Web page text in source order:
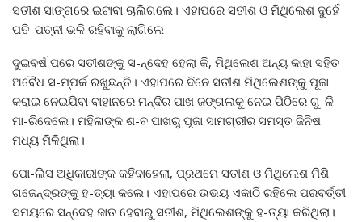
ସତୀଶ ସାଙ୍ଗରେ ଇଟାବା ଚାଲିଗଲେ। ଏହାପରେ ସତୀଶ ଓ ମିଥିଲେଶ ଦୁହେଁ
ପତି-ପତ୍ନୀ ଭଳି ରହିବାକୁ ଲାଗିଲେ
ଦୁଇବର୍ଷ ପରେ ସତୀଶଙ୍କୁ ସ-ନ୍ଦେହ ହେଲା କି, ମିଥିଲେଶ ଅନ୍ୟ କାହା ସହିତ
ଅବୈଧ ସ-ମ୍ପର୍କ ରଖୁଛନ୍ତି। ଏହାପରେ ଦିନେ ସତୀଶ ମିଥିଲେଶଙ୍କୁ ପୂଜା
କରାଇ ନେଇଯିବା ବାହାନରେ ମନ୍ଦିର ପାଖ ଜଙ୍ଗଲକୁ ନେଇ ପିଠିରେ ଗୁ-ଳି
ମା-ରିଦେଲେ। ମହିଳାଙ୍କ ଶ-ବ ପାଖରୁ ପୂଜା ସାମଗ୍ରୀର ସମସ୍ତ ଜିନିଷ
ମଧ୍ୟ ମିଳିଥିଲା।
ପୋ-ଲିସ ଅଧିକାରୀଙ୍କ କହିବାହେଲା, ପ୍ରଥମେ ସତୀଶ ଓ ମିଥିଲେଶ ମିଶି
ଗଜେନ୍ଦ୍ରଙ୍କୁ ହ-ତ୍ୟା କଲେ। ଏହାପରେ ଉଭୟ ଏକାଠି ରହିଲେ ପରବର୍ତ୍ତୀ
ସମୟରେ ସନ୍ଦେହ ଜାତ ହେବାରୁ ସତୀଶ, ମିଥିଲେଶଙ୍କୁ ହ-ତ୍ୟା କରିଥିଲା।